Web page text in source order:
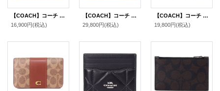
【COACH】コーチ カードケース デニム レザー キルティング ロゴ スリム ID パスケース カードケース 定期入れ 名刺入れ インディゴ（日本未発売）
16,900円(税込)
【COACH】コーチ ディズニー ミッキー コラボ ジャガード レザー シグネチャー スリム ID パスケース カードケース 定期入れ 名刺入れ カーキマルチ（日本未発売）
29,800円(税込)
【COACH】コーチ ipadケース PCケース コーティングキャンバス カーフレザー シグネチャー ミニ タブレット スリーブ iPad iPhone スマホ テック ケース チャコール〔日本未発売〕
19,800円(税込)